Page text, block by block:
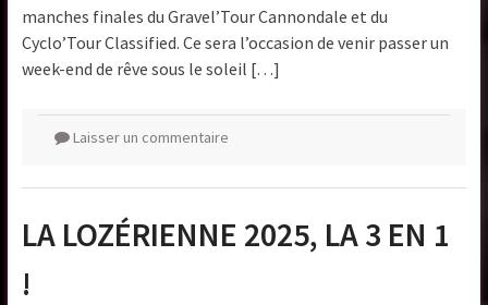
manches finales du Gravel’Tour Cannondale et du
Cyclo’Tour Classified. Ce sera l’occasion de venir passer un
week-end de rêve sous le soleil […]
Laisser un commentaire
LA LOZÉRIENNE 2025, LA 3 EN 1
!